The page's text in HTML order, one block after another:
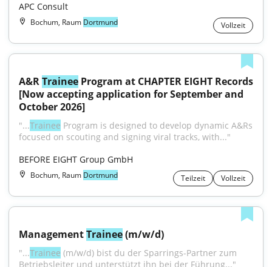
APC Consult
Bochum, Raum Dortmund Vollzeit
A&R Trainee Program at CHAPTER EIGHT Records
[Now accepting application for September and
October 2026]
"...Trainee Program is designed to develop dynamic A&Rs
focused on scouting and signing viral tracks, with..."
BEFORE EIGHT Group GmbH
Bochum, Raum Dortmund Teilzeit Vollzeit
Management Trainee (m/w/d)
"...Trainee (m/w/d) bist du der Sparrings-Partner zum
Betriebsleiter und unterstützt ihn bei der Führung..."